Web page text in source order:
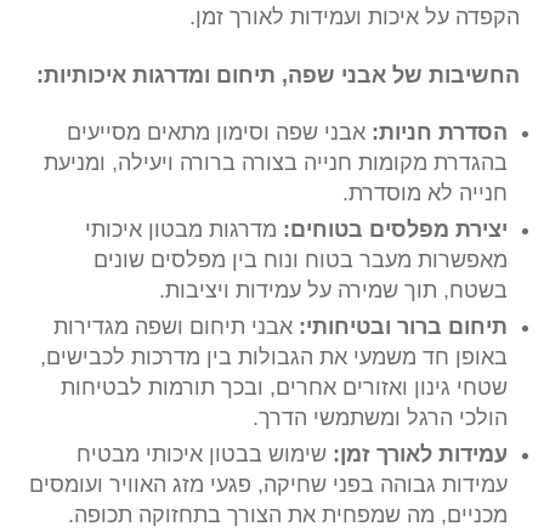
הקפדה על איכות ועמידות לאורך זמן.
החשיבות של אבני שפה, תיחום ומדרגות איכותיות:
הסדרת חניות: אבני שפה וסימון מתאים מסייעים
בהגדרת מקומות חנייה בצורה ברורה ויעילה, ומניעת
חנייה לא מוסדרת.
יצירת מפלסים בטוחים: מדרגות מבטון איכותי
מאפשרות מעבר בטוח ונוח בין מפלסים שונים
בשטח, תוך שמירה על עמידות ויציבות.
תיחום ברור ובטיחותי: אבני תיחום ושפה מגדירות
באופן חד משמעי את הגבולות בין מדרכות לכבישים,
שטחי גינון ואזורים אחרים, ובכך תורמות לבטיחות
הולכי הרגל ומשתמשי הדרך.
עמידות לאורך זמן: שימוש בבטון איכותי מבטיח
עמידות גבוהה בפני שחיקה, פגעי מזג האוויר ועומסים
מכניים, מה שמפחית את הצורך בתחזוקה תכופה.